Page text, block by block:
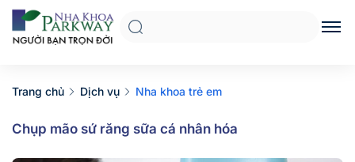
Trang chủ Dịch vụ Nha khoa trẻ em
Chụp mão sứ răng sữa cá nhân hóa